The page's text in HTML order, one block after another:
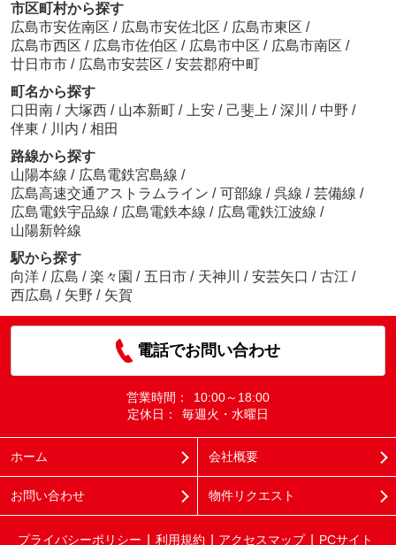
市区町村から探す
広島市安佐南区 / 広島市安佐北区 / 広島市東区 /
広島市西区 / 広島市佐伯区 / 広島市中区 / 広島市南区 /
廿日市市 / 広島市安芸区 / 安芸郡府中町
町名から探す
口田南 / 大塚西 / 山本新町 / 上安 / 己斐上 / 深川 / 中野 /
伴東 / 川内 / 相田
路線から探す
山陽本線 / 広島電鉄宮島線 /
広島高速交通アストラムライン / 可部線 / 呉線 / 芸備線 /
広島電鉄宇品線 / 広島電鉄本線 / 広島電鉄江波線 /
山陽新幹線
駅から探す
向洋 / 広島 / 楽々園 / 五日市 / 天神川 / 安芸矢口 / 古江 /
西広島 / 矢野 / 矢賀
電話でお問い合わせ
営業時間：
10:00～18:00
定休日：
毎週火・水曜日
ホーム 会社概要
お問い合わせ 物件リクエスト
プライバシーポリシー 利用規約 アクセスマップ PCサイト